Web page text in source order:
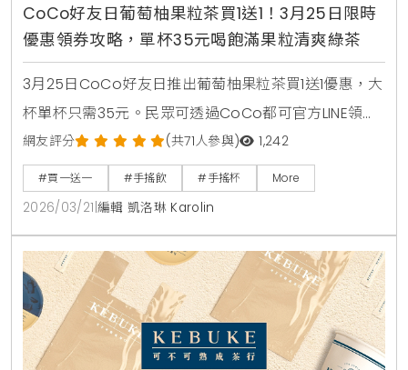
CoCo好友日葡萄柚果粒茶買1送1！3月25日限時
優惠領券攻略，單杯35元喝飽滿果粒清爽綠茶
3月25日CoCo好友日推出葡萄柚果粒茶買1送1優惠，大
杯單杯只需35元。民眾可透過CoCo都可官方LINE領取
優惠券，享受紅葡萄柚果粒與綠茶結合的清爽滋味。
網友評分 (共71人參與) 1,242
#買一送一 #手搖飲 #手搖杯 More
2026/03/21 編輯 凱洛琳 Karolin